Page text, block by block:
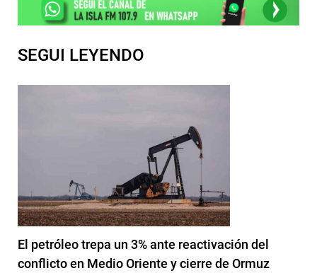
SEGUI LEYENDO
El petróleo trepa un 3% ante reactivación del
conflicto en Medio Oriente y cierre de Ormuz